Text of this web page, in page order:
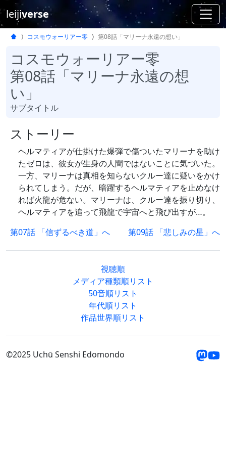
leijiverse
コスモウォーリアー零 第08話「マリーナ永遠の想い」
コスモウォーリアー零
第08話「マリーナ永遠の想
い」
サブタイトル
ストーリー
ヘルマティアが仕掛けた爆弾で傷ついたマリーナを助け
たゼロは、彼女が生身の人間ではないことに気づいた。
一方、マリーナは真相を知らないクルー達に疑いをかけ
られてしまう。だが、暗躍するヘルマティアを止めなけ
れば火龍が危ない。マリーナは、クルー達を振り切り、
ヘルマティアを追って飛龍で宇宙へと飛び出すが…。
第07話 「信ずるべき道」へ
第09話 「悲しみの星」へ
視聴順
メディア種類順リスト
50音順リスト
年代順リスト
作品世界順リスト
©2025 Uchū Senshi Edomondo